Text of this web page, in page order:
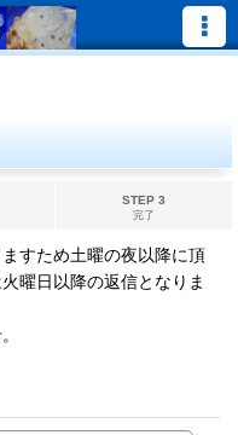
STEP 3
完了
すため土曜の夜以降に頂
曜日以降の返信となりま